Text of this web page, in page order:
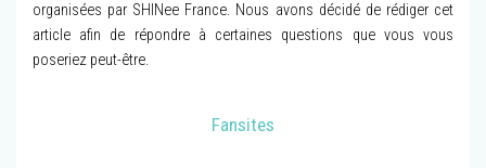
organisées par SHINee France. Nous avons décidé de rédiger cet
article afin de répondre à certaines questions que vous vous
poseriez peut-être.
Fansites